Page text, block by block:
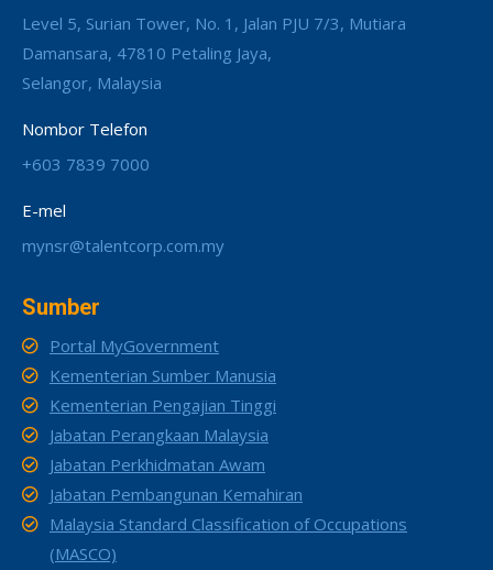
Level 5, Surian Tower, No. 1, Jalan PJU 7/3, Mutiara
Damansara, 47810 Petaling Jaya,
Selangor, Malaysia
Nombor Telefon
+603 7839 7000
E-mel
mynsr@talentcorp.com.my
Sumber
Portal MyGovernment
Kementerian Sumber Manusia
Kementerian Pengajian Tinggi
Jabatan Perangkaan Malaysia
Jabatan Perkhidmatan Awam
Jabatan Pembangunan Kemahiran
Malaysia Standard Classification of Occupations
(MASCO)